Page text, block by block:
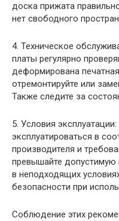
доска прижата
нет свободного
4. Техническое
платы регулярно
деформирована
отремонтируйте или
Также следите за
5. Условия
эксплуатироваться в
производителя и
превышайте допустимую
в неподходящих
безопасности при
Соблюдение этих